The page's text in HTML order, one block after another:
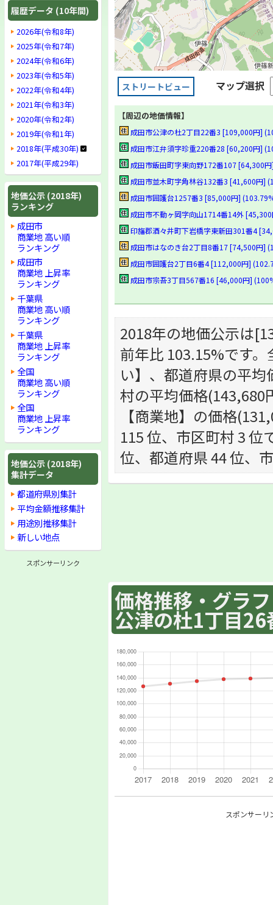
ストリートビュー マップ選択
【周辺の地価情報】
成田市公津の杜2丁目22番3 [109,000円]
成田市江弁須字珍重220番28 [60,200円]
成田市飯田町字東向野172番107 [64,300
成田市並木町字角林谷132番3 [41,600円]
成田市囲護台1257番3 [85,000円]
成田市不動ヶ岡字向山1714番14外
印旛郡酒々井町下岩橋字東新田301番4
成田市はなのき台2丁目8番17 [74,500円]
成田市囲護台2丁目6番4 [112,000円]
成田市宗吾3丁目567番16 [46,000円]
2018年の地価公示は
前年比 103.15%です
い】、都道府県の平
村の平均価格(143,680
【商業地】の価格
115 位、市区町村 3 位
位、都道府県 44 位、
価格推移・グラ
公津の杜1丁目26
スポンサーリ
履歴データ (10年間)
2026年(令和8年)
2025年(令和7年)
2024年(令和6年)
2023年(令和5年)
2022年(令和4年)
2021年(令和3年)
2020年(令和2年)
2019年(令和1年)
2018年(平成30年)
2017年(平成29年)
地価公示 (2018年)
ランキング
成田市
商業地 高い順
ランキング
成田市
商業地 上昇率
ランキング
千葉県
商業地 高い順
ランキング
千葉県
商業地 上昇率
ランキング
全国
商業地 高い順
ランキング
全国
商業地 上昇率
ランキング
地価公示 (2018年)
集計データ
都道府県別集計
平均金額推移集計
用途別推移集計
新しい地点
スポンサーリンク